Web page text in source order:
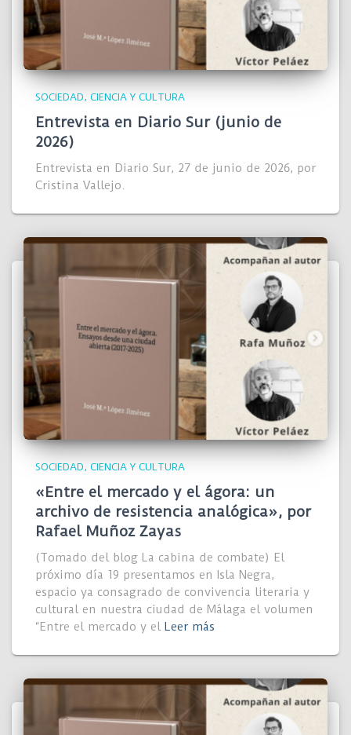
SOCIEDAD, CIENCIA Y CULTURA
Entrevista en Diario Sur (junio de
2026)
Entrevista en Diario Sur, 27 de junio de 2026, por
Cristina Vallejo.
SOCIEDAD, CIENCIA Y CULTURA
«Entre el mercado y el ágora: un
archivo de resistencia analógica», por
Rafael Muñoz Zayas
(Tomado del blog La cabina de combate) El
próximo día 19 presentamos en Isla Negra,
espacio ya consagrado de convivencia literaria y
cultural en nuestra ciudad de Málaga el volumen
“Entre el mercado y el Leer más